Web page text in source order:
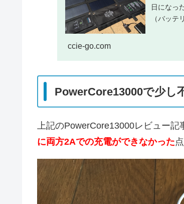
日になっ
（バッテ
ccie-go.com
PowerCore13000で少し
上記のPowerCore13000レビュー記
に両方2Aでの充電ができなかった